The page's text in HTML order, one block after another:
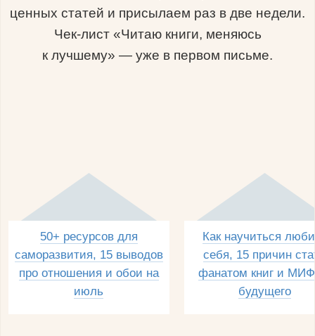
ценных статей и присылаем раз в две недели.
Чек-лист «Читаю книги, меняюсь
к лучшему» — уже в первом письме.
50+ ресурсов для
саморазвития, 15 выводов
про отношения и обои на
июль
Как научиться
себя, 15 причин
фанатом книг и
будущего